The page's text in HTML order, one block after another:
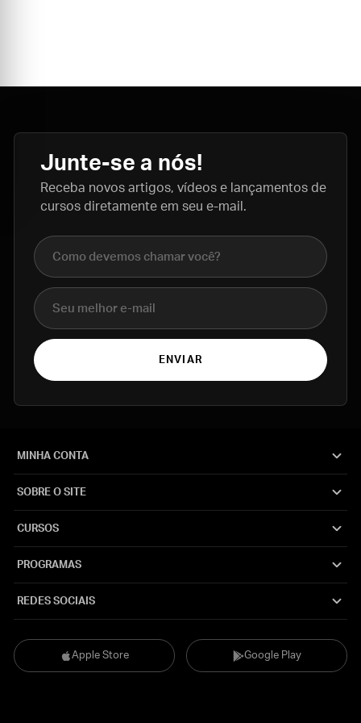
Junte-se a nós!
Receba novos artigos, vídeos e lançamentos de
cursos diretamente em seu e-mail.
Nome completo
E-mail
ENVIAR
Apple Store Google Play
MINHA CONTA
SOBRE O SITE
CURSOS
PROGRAMAS
REDES SOCIAIS